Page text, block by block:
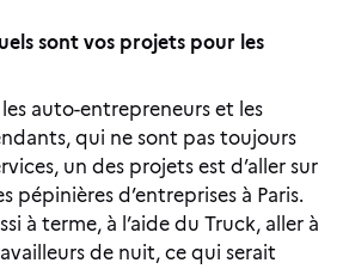
sont vos projets pour les
auto-entrepreneurs et les
qui ne sont pas toujours
un des projets est d’aller sur
pépinières d’entreprises à Paris.
à terme, à l’aide du Truck, aller à
de nuit, ce qui serait